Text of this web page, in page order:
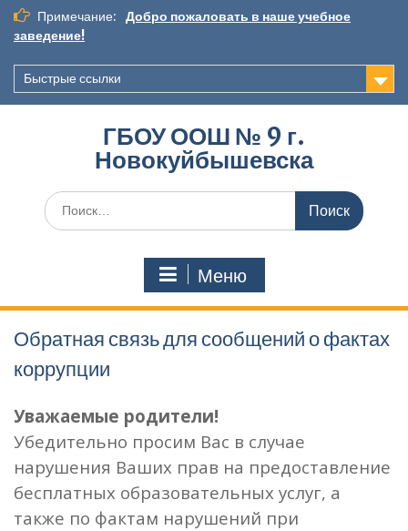
Перейти
содержимому
Примечание:
Добро пожаловать в наше учебное
заведение!
Быстрые ссылки
ГБОУ ООШ № 9 г.
Новокуйбышевска
Искать:
Меню
Обратная связь для сообщений о фактах
коррупции
Уважаемые родители!
Убедительно просим Вас в случае
нарушения Ваших прав на предоставление
бесплатных образовательных услуг, а
также по фактам нарушений при